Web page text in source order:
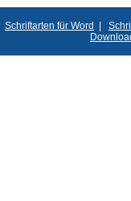
Schriftarten für Word |